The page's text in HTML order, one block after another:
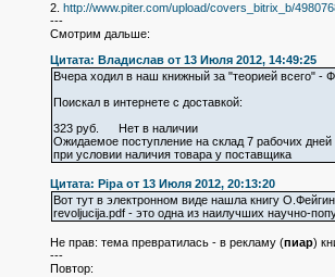
2. http://www.piter.com/upload/covers_bitrix_b/
---
Смотрим дальше:
Цитата: Владислав от 13 Июля 2012, 14:49:25
Вчера ходил в наш книжный за "теорией всего" -
Поискал в интернете с доставкой:
323 руб. Нет в наличии
Ожидаемое поступление на склад 7 рабочих дней
при условии наличия товара у поставщика
Цитата: Pipa от 13 Июля 2012, 20:13:20
Вот тут в электронном виде нашла книгу
revoljucija.pdf - это одна из наилучших научно-
Не прав: тема превратилась - в рекламу (пиар)
---
Повтор: